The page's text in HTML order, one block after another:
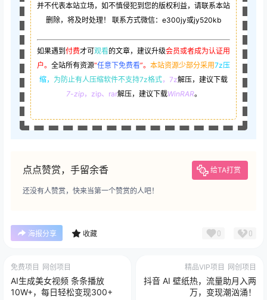
并不代表本站立场，如不慎侵犯到您的版权利益，请联系本站
删除，将及时处理！ 联系方式微信：e300jy或jy520kb
如果遇到 付费才可观看的文章，建议升级会员或者成为认证用
户。 全站所有资源“任意下免费看”。 本站资源少部分采用7z压
缩， 为防止有人压缩软件不支持7z格式，7z解压，建议下载
7-zip，zip、rar解压，建议下载WinRAR。
点点赞赏，手留余香 给TA打赏
还没有人赞赏，快来当第一个赞赏的人吧！
海报分享 收藏 0 0
免费项目 网创项目
AI生成美女视频 条条播放
10W+，每日轻松变现300+
精品VIP项目 网创项目
抖音 AI 壁纸热，流量助月入两
万，变现潮汹涌！